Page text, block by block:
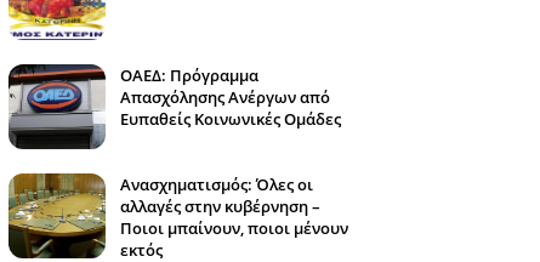
ΟΑΕΔ: Πρόγραμμα
Απασχόλησης Ανέργων από
Ευπαθείς Κοινωνικές Ομάδες
Ανασχηματισμός: Όλες οι
αλλαγές στην κυβέρνηση –
Ποιοι μπαίνουν, ποιοι μένουν
εκτός